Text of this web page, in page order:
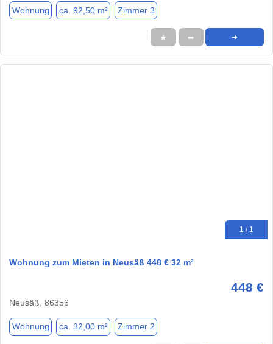
Wohnung ca. 92,50 m² Zimmer 3
★ ➦ ➜
1 / 1
Wohnung zum Mieten in Neusäß 448 € 32 m²
448 €
Neusäß, 86356
Wohnung ca. 32,00 m² Zimmer 2